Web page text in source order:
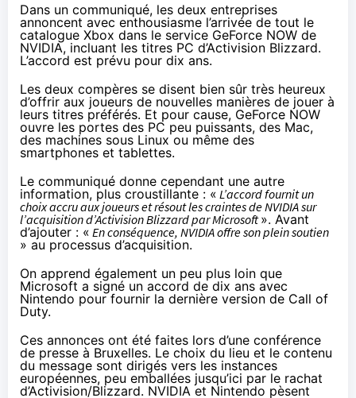
Dans un communiqué, les deux entreprises
annoncent avec enthousiasme l’arrivée de tout le
catalogue Xbox dans le service GeForce NOW de
NVIDIA, incluant les titres PC d’Activision Blizzard.
L’accord est prévu pour dix ans.
Les deux compères se disent bien sûr très heureux
d’offrir aux joueurs de nouvelles manières de jouer à
leurs titres préférés. Et pour cause, GeForce NOW
ouvre les portes des PC peu puissants, des Mac,
des machines sous Linux ou même des
smartphones et tablettes.
Le communiqué donne cependant une autre
information, plus croustillante : « L’accord fournit un
choix accru aux joueurs et résout les craintes de NVIDIA sur
l’acquisition d’Activision Blizzard par Microsoft». Avant
d’ajouter : « En conséquence, NVIDIA offre son plein soutien
» au processus d’acquisition.
On apprend également un peu plus loin que
Microsoft a signé un accord de dix ans avec
Nintendo pour fournir la dernière version de Call of
Duty.
Ces annonces ont été faites lors d’une conférence
de presse à Bruxelles. Le choix du lieu et le contenu
du message sont dirigés vers les instances
européennes, peu emballées jusqu’ici par le rachat
d’Activision/Blizzard. NVIDIA et Nintendo pèsent